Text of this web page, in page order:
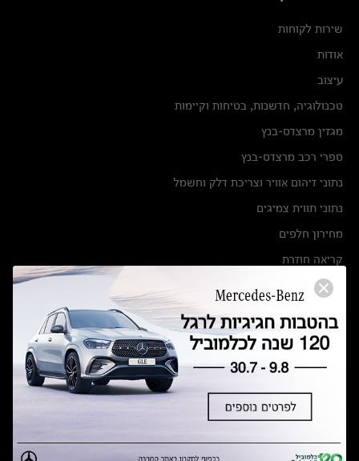
שירות לקוחות
אודות
עיצוב
טכנולוגיה, חדשנות, בטיחות וקיימות
מגזין מרצדס-בנץ
ספרי רכב מרצדס-בנץ
נתוני זיהום אוויר וצריכת דלק וחשמל
נתוני תווית צמיגים
מחירון חלפים
קריאה חוזרת
הודעה על הטבות לרכבי מרצדס בהסדר פשרה בתצ 56447-02-19
תקנון ימי מכירות 120 לכלמוביל
מצאו אותנו
אולמות תצוגה